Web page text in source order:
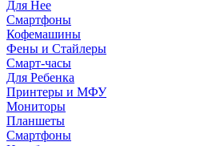
Для Нее
Смартфоны
Кофемашины
Фены и Стайлеры
Смарт-часы
Для Ребенка
Принтеры и МФУ
Мониторы
Планшеты
Смартфоны